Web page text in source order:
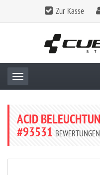
Zur Kasse
Toggle navigation
ACID
#93531 BEWERTUNGEN